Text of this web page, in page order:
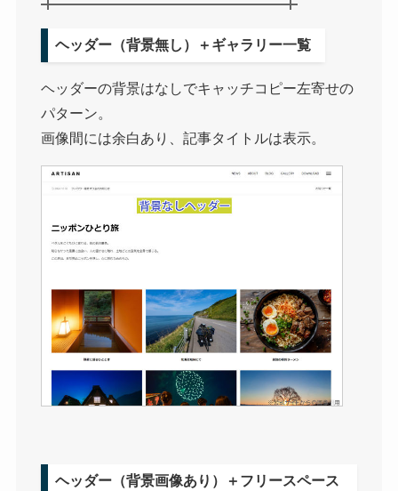
ヘッダー（背景無し）＋ギャラリー一覧
ヘッダーの背景はなしでキャッチコピー左寄せの
パターン。
画像間には余白あり、記事タイトルは表示。
ヘッダー（背景画像あり）＋フリースペース